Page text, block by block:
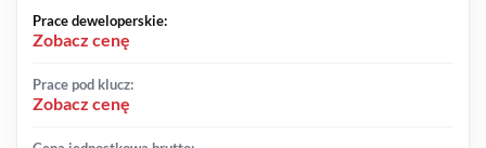
Prace deweloperskie:
Zobacz cenę
Prace pod klucz:
Zobacz cenę